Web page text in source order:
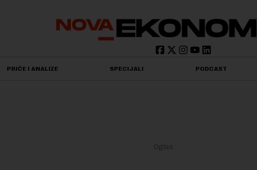
PRIČE I ANALIZE SPECIJALI PODCAST